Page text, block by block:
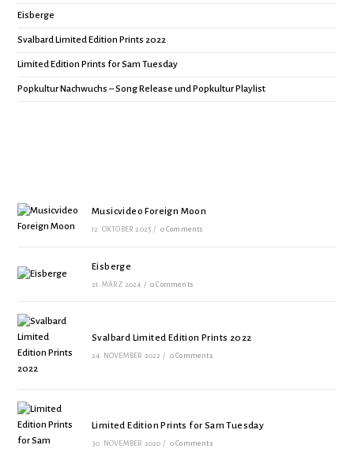
Eisberge
Svalbard Limited Edition Prints 2022
Limited Edition Prints for Sam Tuesday
Popkultur Nachwuchs – Song Release und Popkultur Playlist
Musicvideo Foreign Moon
12. OKTOBER 2025 / 0 Comments
Eisberge
21. MÄRZ 2024 / 0 Comments
Svalbard Limited Edition Prints 2022
24. NOVEMBER 2022 / 0 Comments
Limited Edition Prints for Sam Tuesday
30. NOVEMBER 2020 / 0 Comments